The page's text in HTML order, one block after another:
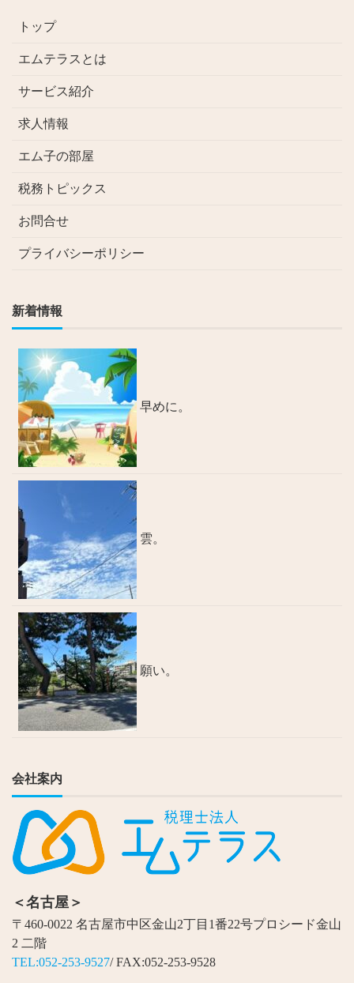
トップ
エムテラスとは
サービス紹介
求人情報
エム子の部屋
税務トピックス
お問合せ
プライバシーポリシー
新着情報
早めに。
雲。
願い。
会社案内
＜名古屋＞
〒460-0022 名古屋市中区金山2丁目1番22号プロシード金山
2 二階
TEL:052-253-9527/ FAX:052-253-9528